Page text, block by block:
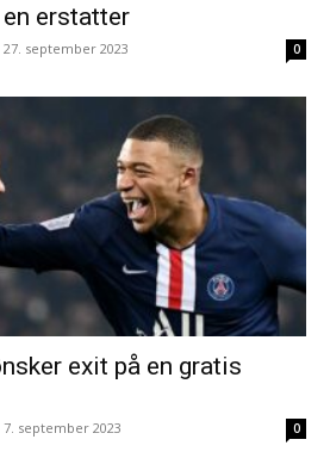
erstatter
27. september 2023 0
exit på en gratis
7. september 2023 0